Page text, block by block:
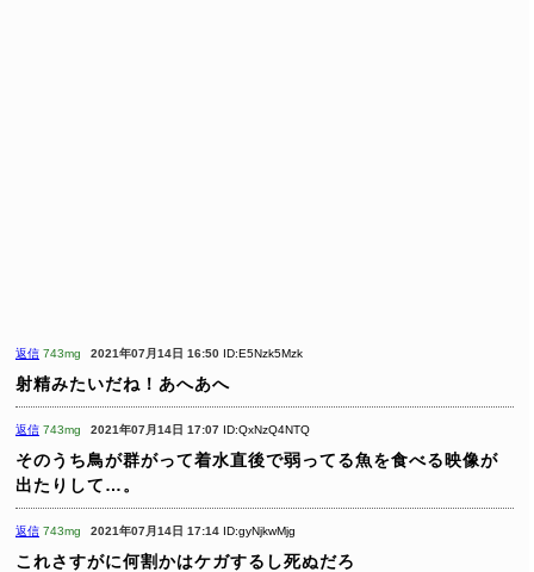
返信 743mg 2021年07月14日 16:50 ID:E5Nzk5Mzk
射精みたいだね！あへあへ
返信 743mg 2021年07月14日 17:07 ID:QxNzQ4NTQ
そのうち鳥が群がって着水直後で弱ってる魚を食べる映像が
出たりして…。
返信 743mg 2021年07月14日 17:14 ID:gyNjkwMjg
これさすがに何割かはケガするし死ぬだろ